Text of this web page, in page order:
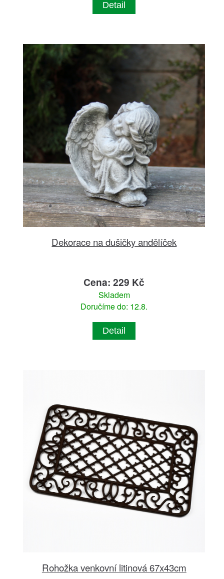
Detail
Dekorace na dušičky andělíček
Cena: 229 Kč
Skladem
Doručíme do: 12.8.
Detail
Rohožka venkovní litinová 67x43cm